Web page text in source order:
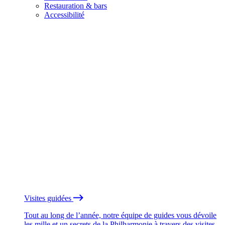
Restauration & bars
Accessibilité
Visites guidées
Tout au long de l’année, notre équipe de guides vous dévoile